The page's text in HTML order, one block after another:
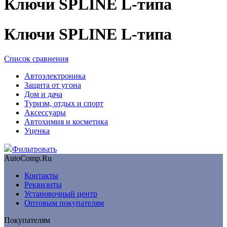
Ключи SPLINE L-типа
Ключи SPLINE L-типа
Список сравнения
Автоэлектроника
Защита от угона
Дом и дача
Туризм, отдых и спорт
Аксессуары
Автохимия и косметика
Уценка
Фильтровать
AutoComp.Ru
Контакты
Реквизиты
Установочный центр
Оптовым покупателям
Покупателям